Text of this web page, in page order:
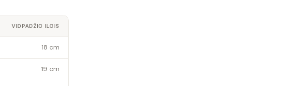
VIDPADŽIO ILGIS
18 cm
19 cm